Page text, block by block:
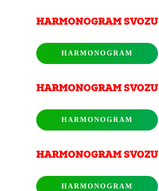
HARMONOGRAM
HARMONOGRAM
HARMONOGRAM
HARMONOGRAM
HARMONOGRAM
HARMONOGRAM